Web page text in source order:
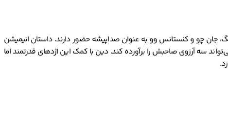
انیمیشن محصول کشور چین در سال 2021 است. در این انیمیشن جیمی وونگ، جان چو و کنستانس وو به عنوان صداپیشه حضور دارند. داستان انیمیشن
سه آرزوی صاحبش را برآورده کند. دین با کمک این اژدهای قدرتمند اما